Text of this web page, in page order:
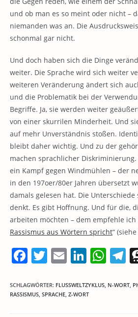
und ob man es so meint oder nicht –
niemanden was an. Die
schonmal gar nicht.
Und doch haben sich die Dinge
weiter. Die Sprache wird sich weiter
weiteren Veränderung ändert sich
und die Problematik bei der
Begriffe. Ja, sie werden weiter
von einer skurrilen Minderheit. Und
auf mehr Unverständnis stoßen.
bleibt daher wichtig. Und zu der
machen sprachlicher Diskriminierung.
ein Kampf gegen Windmühlen – der
in den 197oer/80er Jahren übersetzt
damals gelesen hat. Die
denkt. Es gibt Hoffnung. Und für die,
arbeiten möchten – dem empfehle ich
Rassismus aus Wörtern spricht“
F
c
e
T
itt
er
E
ai
l
Li
k
e
W
at
T
e
SCHLAGWÖRTER: FLUSSWELTZYKLUS N-WORT
RASSISMUS SPRACHE Z-WORT